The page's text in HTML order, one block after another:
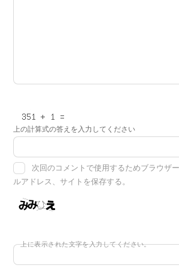
上の計算式の答えを入力してください
次回のコメントで使用するためブラウザ
ルアドレス、サイトを保存する。
上に表示された文字を入力してください。